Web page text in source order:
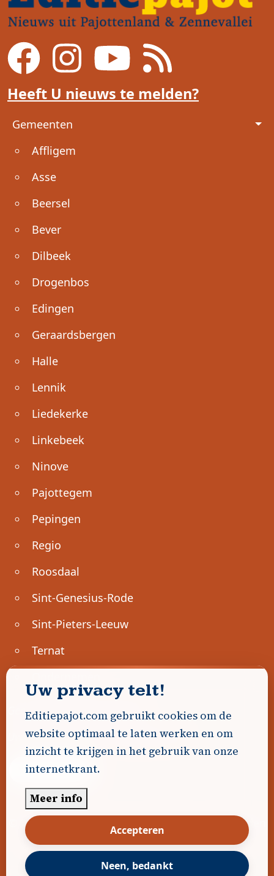
Heeft U nieuws te melden?
Voet
Gemeenten
Affligem
Asse
Beersel
Bever
Dilbeek
Drogenbos
Edingen
Geraardsbergen
Halle
Lennik
Liedekerke
Linkebeek
Ninove
Pajottegem
Pepingen
Regio
Roosdaal
Sint-Genesius-Rode
Sint-Pieters-Leeuw
Ternat
Geen advertenties gevonden.
Uw advertentie hier? Contacteer ons!
Word Partner!
© 2026
Algemene voorwaarden
|Disclaimer Privacybeleid Cookiebeleid|
Gerealiseerd doorDavidHosse.net
Uw privacy telt!
Editiepajot.com gebruikt cookies om de
website optimaal te laten werken en om
inzicht te krijgen in het gebruik van onze
internetkrant.
Meer info
Accepteren
Neen, bedankt